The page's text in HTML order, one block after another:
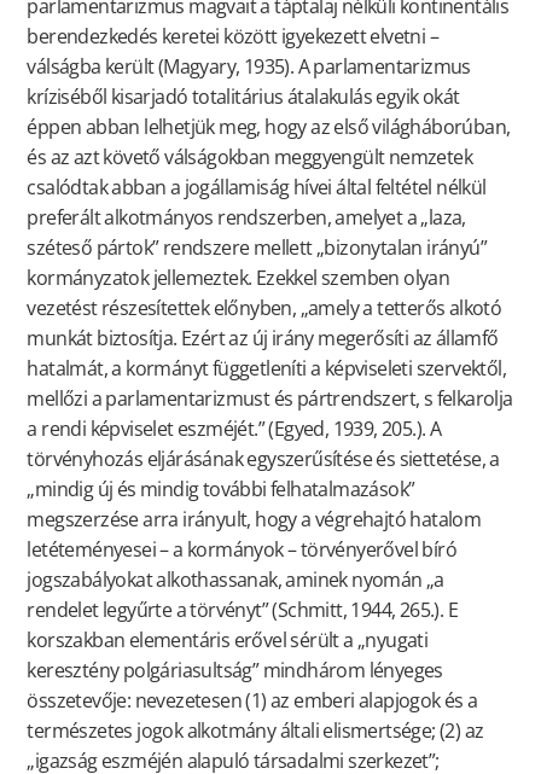
parlamentarizmus magvait a táptalaj nélküli kontinentális
berendezkedés keretei között igyekezett elvetni –
válságba került (Magyary, 1935). A parlamentarizmus
kríziséből kisarjadó totalitárius átalakulás egyik okát
éppen abban lelhetjük meg, hogy az első világháborúban,
és az azt követő válságokban meggyengült nemzetek
csalódtak abban a jogállamiság hívei által feltétel nélkül
preferált alkotmányos rendszerben, amelyet a „laza,
széteső pártok” rendszere mellett „bizonytalan irányú”
kormányzatok jellemeztek. Ezekkel szemben olyan
vezetést részesítettek előnyben, „amely a tetterős alkotó
munkát biztosítja. Ezért az új irány megerősíti az államfő
hatalmát, a kormányt függetleníti a képviseleti szervektől,
mellőzi a parlamentarizmust és pártrendszert, s felkarolja
a rendi képviselet eszméjét.” (Egyed, 1939, 205.). A
törvényhozás eljárásának egyszerűsítése és siettetése, a
„mindig új és mindig további felhatalmazások”
megszerzése arra irányult, hogy a végrehajtó hatalom
letéteményesei – a kormányok – törvényerővel bíró
jogszabályokat alkothassanak, aminek nyomán „a
rendelet legyűrte a törvényt” (Schmitt, 1944, 265.). E
korszakban elementáris erővel sérült a „nyugati
keresztény polgáriasultság” mindhárom lényeges
összetevője: nevezetesen (1) az emberi alapjogok és a
természetes jogok alkotmány általi elismertsége; (2) az
„igazság eszméjén alapuló társadalmi szerkezet”;